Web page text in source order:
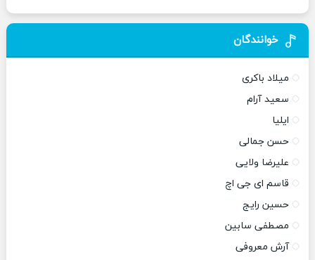
خوانندگان
میلاد باکری
سعید آرام
ایلیا
حسن جمالی
علیرضا ولایی
قاسم ای جی اچ
حسین رایج
مصطفی سابین
آرش معروفی